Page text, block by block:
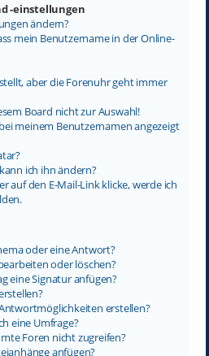
-einstellungen
ändern?
mein Benutzername in der Online-
aber die Forenuhr geht immer
Board nicht zur Auswahl!
meinem Benutzernamen angezeigt
ich ihn ändern?
auf den E-Mail-Link klicke, werde ich
oder eine Antwort?
oder löschen?
eine Signatur anfügen?
erstellen?
eine Umfrage?
Foren nicht zugreifen?
anfügen?